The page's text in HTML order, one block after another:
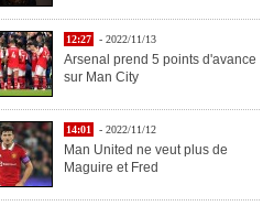
12:27 - 2022/11/13
Arsenal prend 5 points d'avance
sur Man City
14:01 - 2022/11/12
Man United ne veut plus de
Maguire et Fred